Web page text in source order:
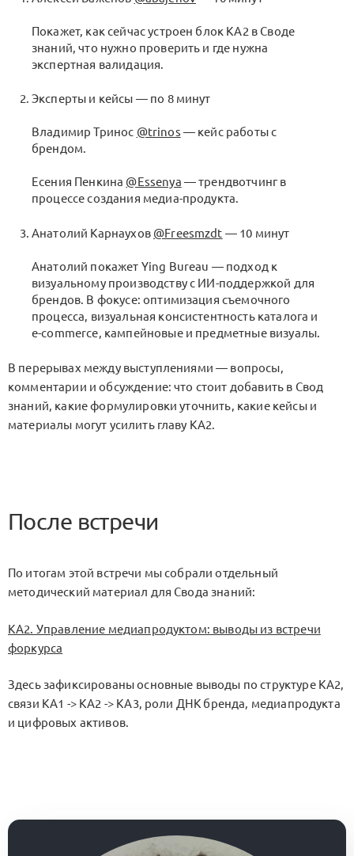
Покажет, как сейчас устроен блок KA2 в Своде
знаний, что нужно проверить и где нужна
экспертная валидация.
Эксперты и кейсы — по 8 минут
Владимир Тринос @trinos — кейс работы с
брендом.
Есения Пенкина @Essenya — трендвотчинг в
процессе создания медиа-продукта.
Анатолий Карнаухов @Freesmzdt — 10 минут
Анатолий покажет Ying Bureau — подход к
визуальному производству с ИИ-поддержкой для
брендов. В фокусе: оптимизация съемочного
процесса, визуальная консистентность каталога и
e-commerce, кампейновые и предметные визуалы.
В перерывах между выступлениями — вопросы,
комментарии и обсуждение: что стоит добавить в Свод
знаний, какие формулировки уточнить, какие кейсы и
материалы могут усилить главу KA2.
После встречи
По итогам этой встречи мы собрали отдельный
методический материал для Свода знаний:
KA2. Управление медиапродуктом: выводы из встречи
форкурса
Здесь зафиксированы основные выводы по структуре KA2,
связи KA1 -> KA2 -> KA3, роли ДНК бренда, медиапродукта
и цифровых активов.